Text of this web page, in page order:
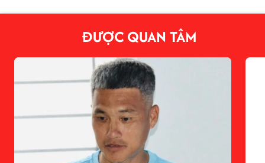
cẩn thận thị phi từ nay tới cuối
tháng
Cẩm nang 'sống sót' qua đêm
Giao thừa 2025 cho 12 cung
hoàng đạo: Bạch Dương hào
hứng, Xữ Nữ cẩn thận